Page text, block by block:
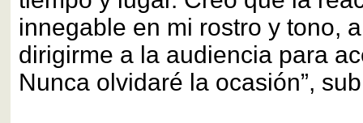
innegable en mi rostro y tono,
dirigirme a la audiencia para
Nunca olvidaré la ocasión”,